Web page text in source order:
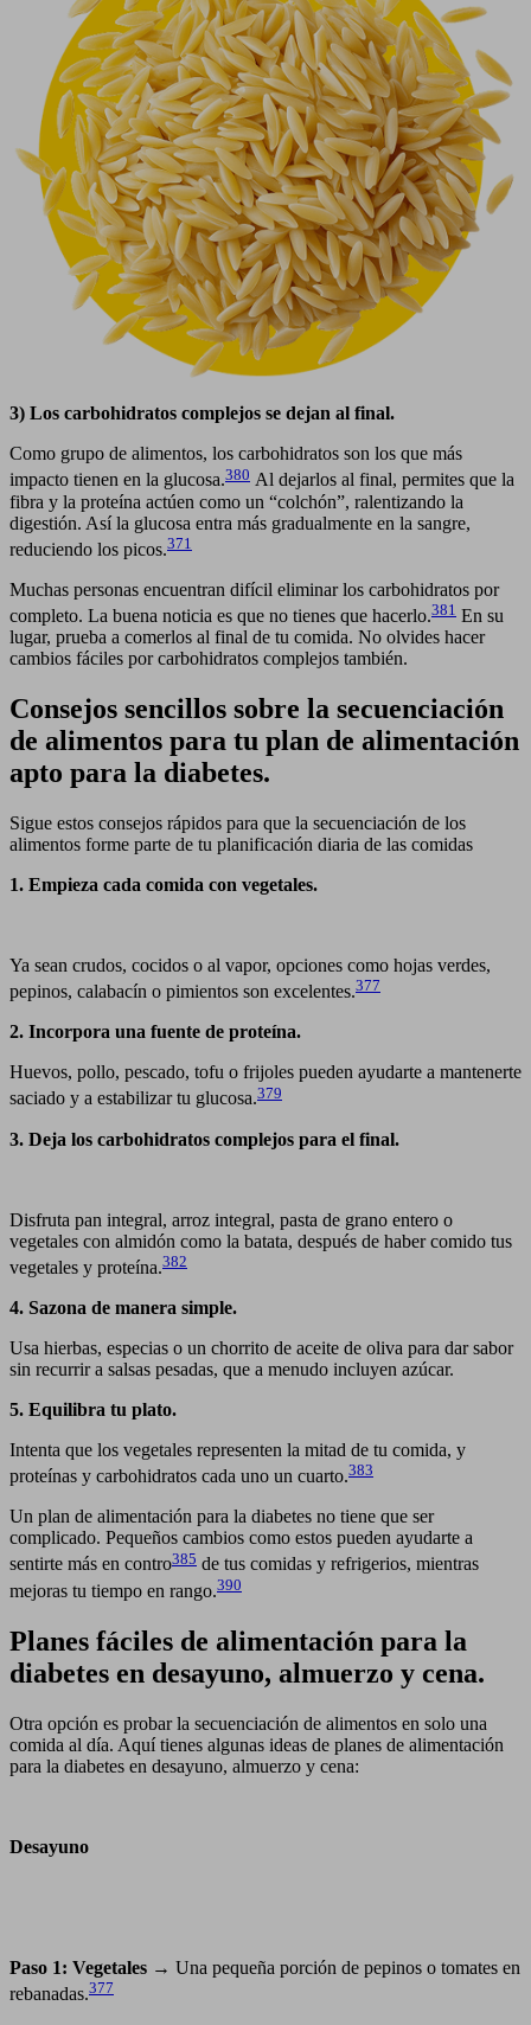
3) Los carbohidratos complejos se dejan al final.
Como grupo de alimentos, los carbohidratos son los que más
impacto tienen en la glucosa.380 Al dejarlos al final, permites que la
fibra y la proteína actúen como un “colchón”, ralentizando la
digestión. Así la glucosa entra más gradualmente en la sangre,
reduciendo los picos.371
Muchas personas encuentran difícil eliminar los carbohidratos por
completo. La buena noticia es que no tienes que hacerlo.381 En su
lugar, prueba a comerlos al final de tu comida. No olvides hacer
cambios fáciles por carbohidratos complejos también.
Consejos sencillos sobre la secuenciación
de alimentos para tu plan de alimentación
apto para la diabetes.
Sigue estos consejos rápidos para que la secuenciación de los
alimentos forme parte de tu planificación diaria de las comidas
1. Empieza cada comida con vegetales.
Ya sean crudos, cocidos o al vapor, opciones como hojas verdes,
pepinos, calabacín o pimientos son excelentes.377
2. Incorpora una fuente de proteína.
Huevos, pollo, pescado, tofu o frijoles pueden ayudarte a mantenerte
saciado y a estabilizar tu glucosa.379
3. Deja los carbohidratos complejos para el final.
Disfruta pan integral, arroz integral, pasta de grano entero o
vegetales con almidón como la batata, después de haber comido tus
vegetales y proteína.382
4. Sazona de manera simple.
Usa hierbas, especias o un chorrito de aceite de oliva para dar sabor
sin recurrir a salsas pesadas, que a menudo incluyen azúcar.
5. Equilibra tu plato.
Intenta que los vegetales representen la mitad de tu comida, y
proteínas y carbohidratos cada uno un cuarto.383
Un plan de alimentación para la diabetes no tiene que ser
complicado. Pequeños cambios como estos pueden ayudarte a
sentirte más en contro385 de tus comidas y refrigerios, mientras
mejoras tu tiempo en rango.390
Planes fáciles de alimentación para la
diabetes en desayuno, almuerzo y cena.
Otra opción es probar la secuenciación de alimentos en solo una
comida al día. Aquí tienes algunas ideas de planes de alimentación
para la diabetes en desayuno, almuerzo y cena:
Desayuno
Paso 1: Vegetales → Una pequeña porción de pepinos o tomates en
rebanadas.377